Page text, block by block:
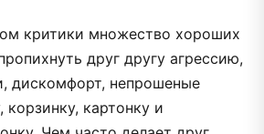
критики множество хороших
друг другу агрессию,
дискомфорт, непрошеные
корзинку, картонку и